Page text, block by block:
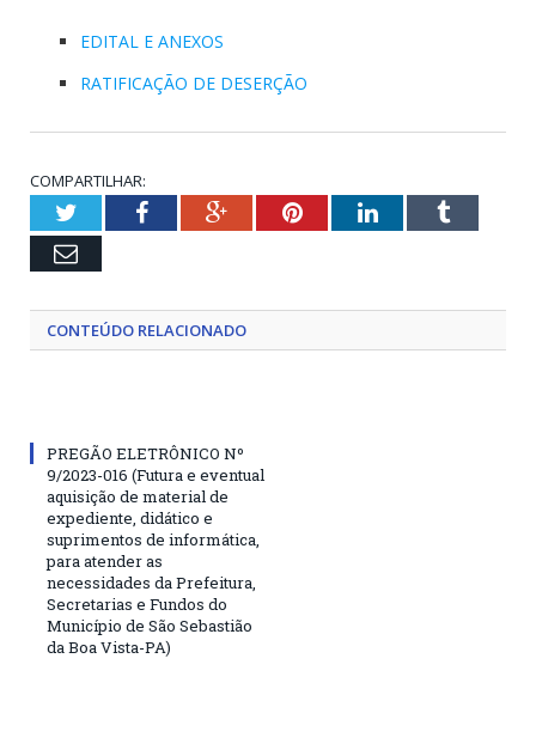
EDITAL E ANEXOS
RATIFICAÇÃO DE DESERÇÃO
COMPARTILHAR:
TwitterFacebookGoogle+PinterestLinkedInTumblr
Email
CONTEÚDO RELACIONADO
PREGÃO ELETRÔNICO Nº
9/2023-016 (Futura e eventual
aquisição de material de
expediente, didático e
suprimentos de informática,
para atender as
necessidades da Prefeitura,
Secretarias e Fundos do
Município de São Sebastião
da Boa Vista-PA)